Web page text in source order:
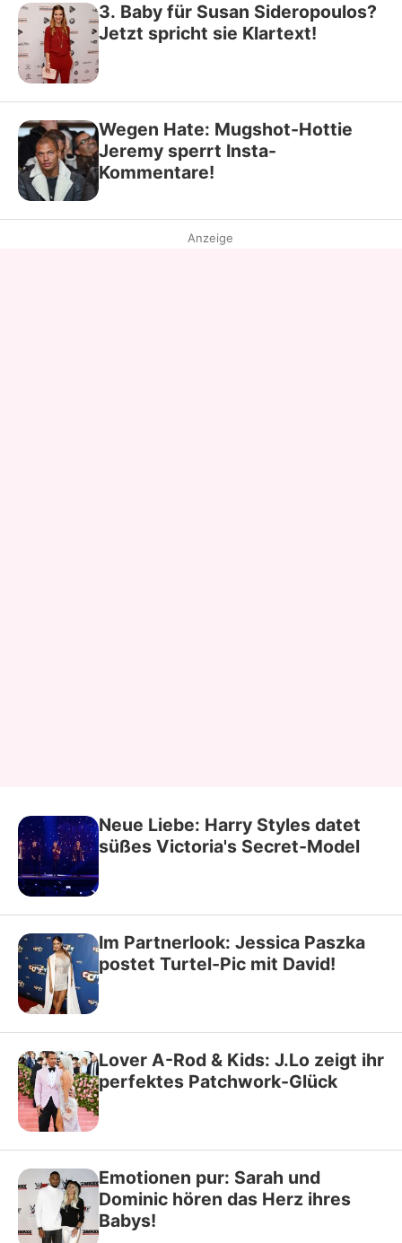
3. Baby für Susan Sideropoulos?
Jetzt spricht sie Klartext!
Wegen Hate: Mugshot-Hottie
Jeremy sperrt Insta-
Kommentare!
Anzeige
Neue Liebe: Harry Styles datet
süßes Victoria's Secret-Model
Im Partnerlook: Jessica Paszka
postet Turtel-Pic mit David!
Lover A-Rod & Kids: J.Lo zeigt ihr
perfektes Patchwork-Glück
Emotionen pur: Sarah und
Dominic hören das Herz ihres
Babys!